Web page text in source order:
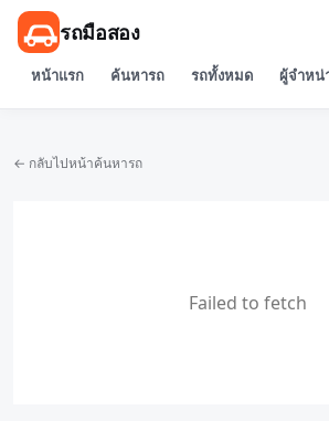
รถมือสอง
หน้าแรก ค้นหารถ รถทั้งหมด ผู้จำหน่
← กลับไปหน้าค้นหารถ
Failed to fetch